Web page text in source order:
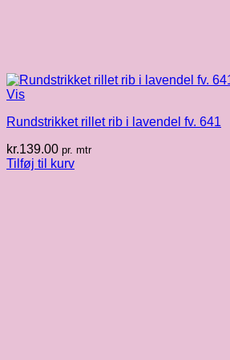
Vis
Rundstrikket rillet rib i lavendel fv. 641
kr.139.00 pr. mtr
Tilføj til kurv